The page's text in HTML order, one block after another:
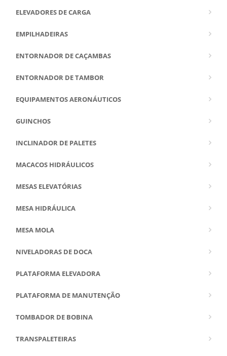
ELEVADORES DE CARGA
EMPILHADEIRAS
ENTORNADOR DE CAÇAMBAS
ENTORNADOR DE TAMBOR
EQUIPAMENTOS AERONÁUTICOS
GUINCHOS
INCLINADOR DE PALETES
MACACOS HIDRÁULICOS
MESAS ELEVATÓRIAS
MESA HIDRÁULICA
MESA MOLA
NIVELADORAS DE DOCA
PLATAFORMA ELEVADORA
PLATAFORMA DE MANUTENÇÃO
TOMBADOR DE BOBINA
TRANSPALETEIRAS